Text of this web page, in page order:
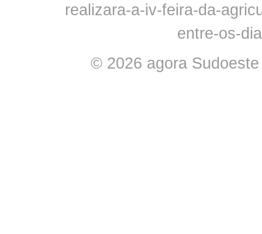
realizara-a-iv-feira-da-
entre-os-
© 2026 agora